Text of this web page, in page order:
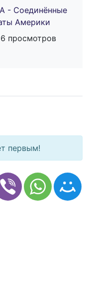
- Соединённые
Америки
просмотров
первым!